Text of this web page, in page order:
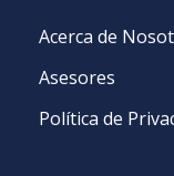
Acerca de
Asesores
Política de